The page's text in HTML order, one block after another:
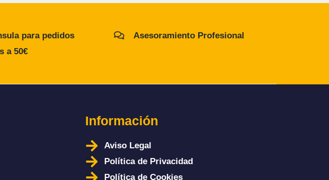
para pedidos
a 50€
Asesoramiento Profesional
Información
Aviso Legal
Política de Privacidad
Política de Cookies